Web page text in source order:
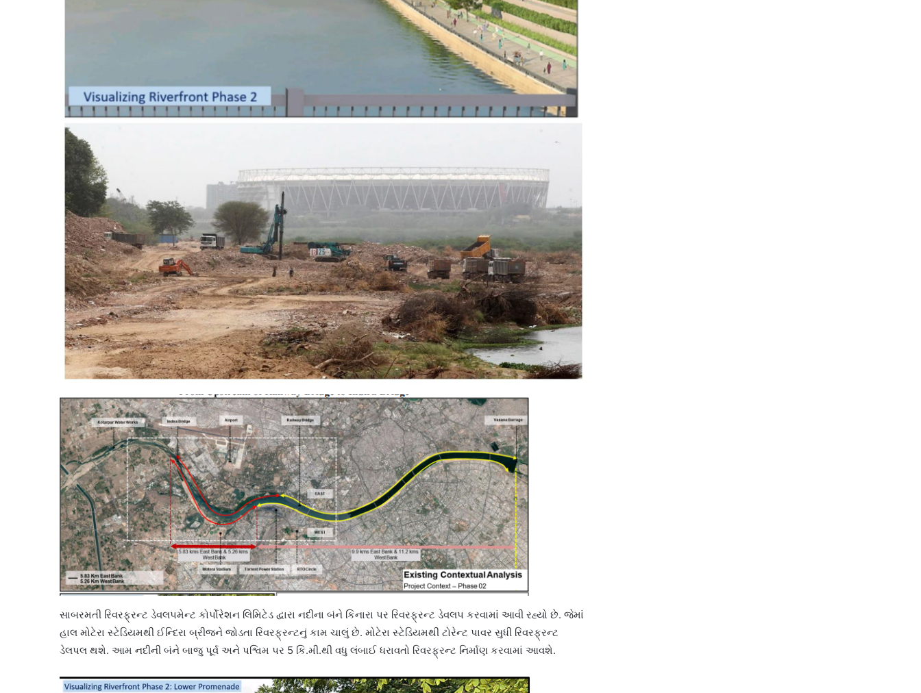
સાબરમતી રિવરફ્રન્ટ ડેવલપમેન્ટ કોર્પોરેશન લિમિટેડ દ્વારા નદીના બંને કિનારા પર રિવરફ્રન્ટ ડેવલપ કરવામાં આવી રહ્યો છે. જેમાં
હાલ મોટેરા સ્ટેડિયમથી ઈન્દિરા બ્રીજને જોડતા રિવરફ્રન્ટનું કામ ચાલું છે. મોટેરા સ્ટેડિયમથી ટોરેન્ટ પાવર સુધી રિવરફ્રન્ટ
ડેલપલ થશે. આમ નદીની બંને બાજુ પૂર્વ અને પશ્વિમ પર 5 કિ.મી.થી વધુ લંબાઈ ધરાવતો રિવરફ્રન્ટ નિર્માણ કરવામાં આવશે.